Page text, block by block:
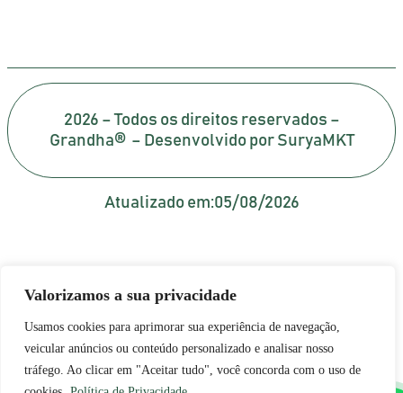
Valorizamos a sua privacidade
Usamos cookies para aprimorar sua experiência de navegação,
veicular anúncios ou conteúdo personalizado e analisar nosso
tráfego. Ao clicar em "Aceitar tudo", você concorda com o uso de
2026 – Todos os direitos reservados –
Grandha® – Desenvolvido por SuryaMKT
Atualizado em:05/08/2026